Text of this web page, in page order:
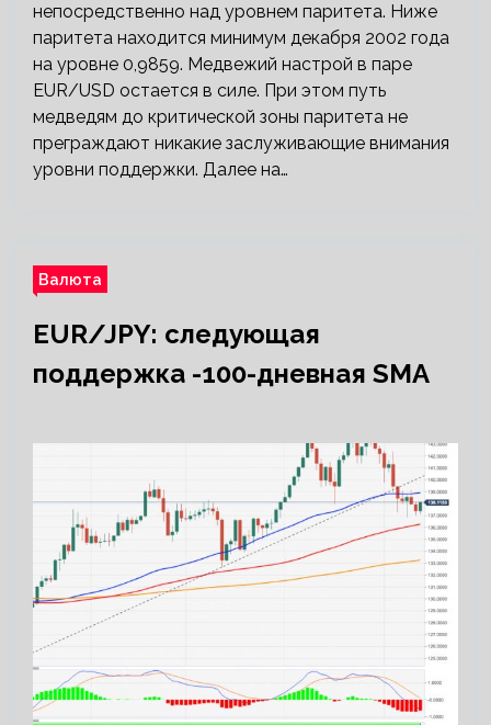
непосредственно над уровнем паритета. Ниже
паритета находится минимум декабря 2002 года
на уровне 0,9859. Медвежий настрой в паре
EUR/USD остается в силе. При этом путь
медведям до критической зоны паритета не
преграждают никакие заслуживающие внимания
уровни поддержки. Далее на…
Валюта
EUR/JPY: следующая
поддержка -100-дневная SMA